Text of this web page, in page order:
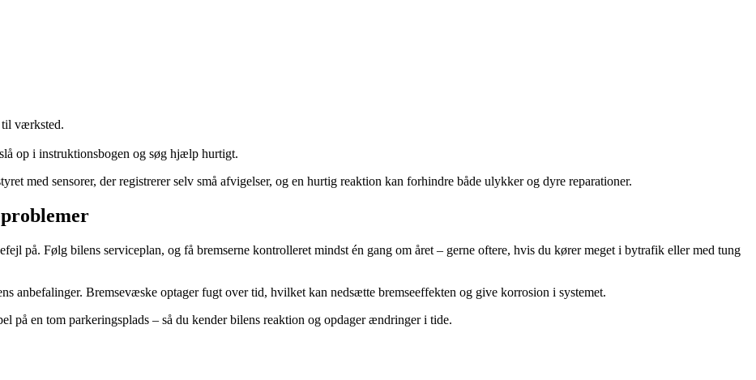
til værksted.
op i instruktionsbogen og søg hjælp hurtigt.
med sensorer, der registrerer selv små afvigelser, og en hurtig reaktion kan forhindre både ulykker og dyre reparationer.
på. Følg bilens serviceplan, og få bremserne kontrolleret mindst én gang om året – gerne oftere, hvis du kører meget i bytrafik eller med tung
anbefalinger. Bremsevæske optager fugt over tid, hvilket kan nedsætte bremseeffekten og give korrosion i systemet.
på en tom parkeringsplads – så du kender bilens reaktion og opdager ændringer i tide.